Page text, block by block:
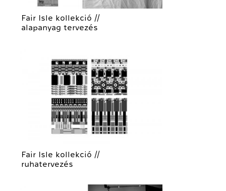
Fair Isle kollekció //
alapanyag tervezés
Fair Isle kollekció //
ruhatervezés